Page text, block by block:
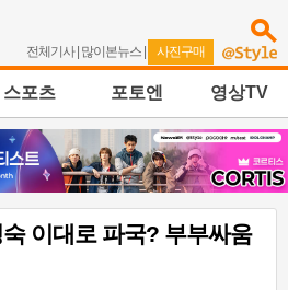
전체기사| 많이본뉴스 | 사진구매
스포츠 포토엔 영상TV
숙 이대로 파국? 부부싸움